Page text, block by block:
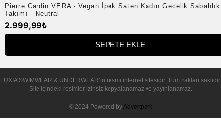
Pierre Cardin VERA - Vegan İpek Saten Kadın Gecelik Sabahlık
Takımı - Neutral
2.999,99₺
SEPETE EKLE
LUXIA SWIMWEAR & UNDERWEAR’in resmi internet sitesidir. Tüm hakları saklıdır.
Site içindeki resimler izinsiz kopyalanamaz ve yayınlanamaz.
© 2024 Powered byAdvertpark